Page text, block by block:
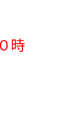
時